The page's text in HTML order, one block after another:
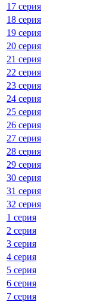
17 серия
18 серия
19 серия
20 серия
21 серия
22 серия
23 серия
24 серия
25 серия
26 серия
27 серия
28 серия
29 серия
30 серия
31 серия
32 серия
1 серия
2 серия
3 серия
4 серия
5 серия
6 серия
7 серия